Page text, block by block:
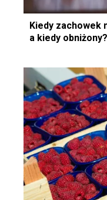
Kiedy zachowek
a kiedy obniżony?